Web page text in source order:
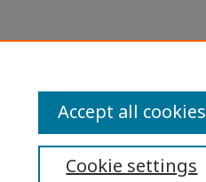
Cookie settings
Accept all cookies